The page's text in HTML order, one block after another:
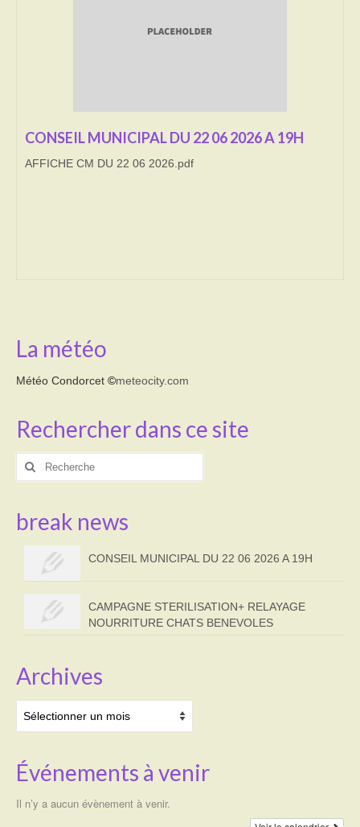
Correspondants de presse
LE BRULAGE DES VEGETAUX
CONSEIL MUNICIPAL DU 22 06 2026 A 19H
AFFICHE CM DU 22 06 2026.pdf
La météo
Météo Condorcet ©meteocity.com
Rechercher dans ce site
Rechercher
break news
CONSEIL MUNICIPAL DU 22 06 2026 A 19H
CAMPAGNE STERILISATION+ RELAYAGE
NOURRITURE CHATS BENEVOLES
Archives
Événements à venir
Il n’y a aucun évènement à venir.